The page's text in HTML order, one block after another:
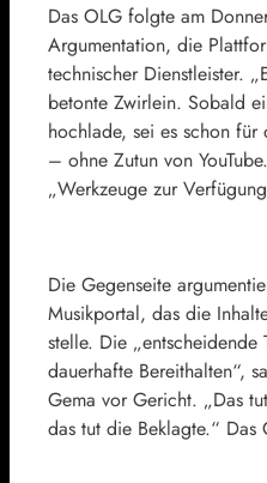
Das OLG folgte am
Argumentation, die
technischer Dienstleister.
betonte Zwirlein. Sobald
hochlade, sei es schon
– ohne Zutun von
„Werkzeuge zur
Die Gegenseite
Musikportal, das die
stelle. Die „entscheidende
dauerhafte Bereithalten“,
Gema vor Gericht. „Das
das tut die Beklagte.“ Das